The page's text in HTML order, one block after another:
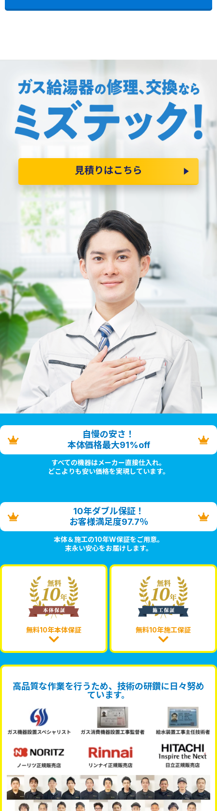
見積りはこちら
自慢の安さ！
本体価格最大91%off
すべての機器はメーカー直接仕入れ。
どこよりも安い価格を実現しています。
10年ダブル保証！
お客様満足度97.7％
本体＆施工の10年W保証をご用意。
末永い安心をお届けします。
無料10年本体保証 無料10年施工保証
高品質な作業を行うため、技術の研鑽に日々努め
ています。